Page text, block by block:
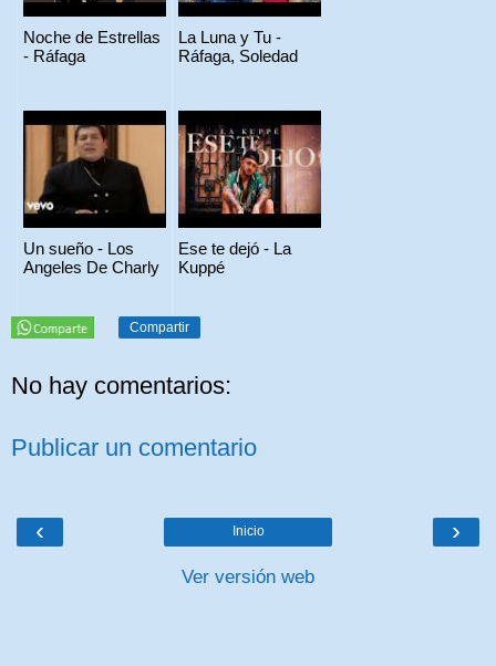
Noche de Estrellas
- Ráfaga
La Luna y Tu -
Ráfaga, Soledad
Un sueño - Los
Angeles De Charly
Ese te dejó - La
Kuppé
Compartir
No hay comentarios:
Publicar un comentario
‹ ›
Inicio
Ver versión web